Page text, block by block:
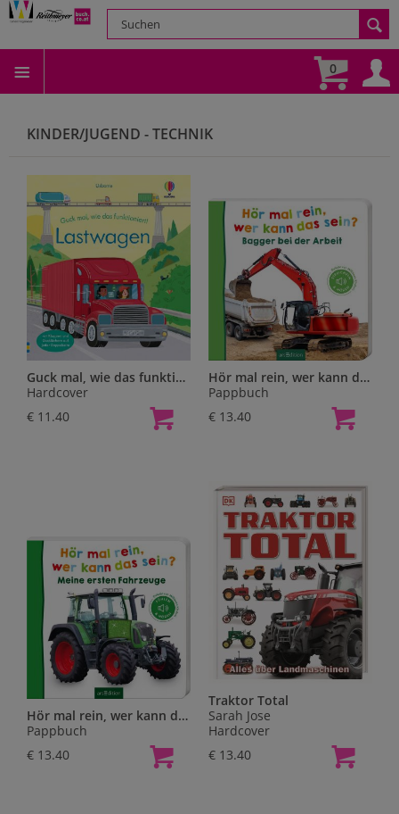
0
KINDER/JUGEND - TECHNIK
Guck mal, wie das funktioniert! Lastwagen
Hardcover
€ 11.40
Hör mal rein, wer kann das sein? Bagger bei der Arbeit
Pappbuch
€ 13.40
Hör mal rein, wer kann das sein? - Meine ersten Fahrzeuge
Pappbuch
€ 13.40
Traktor Total
Sarah Jose
Hardcover
€ 13.40